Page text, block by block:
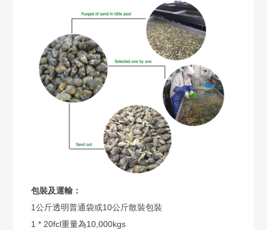
包裝及運輸：
1公斤透明普通袋或10公斤散裝包裝
1 * 20fcl重量為10,000kgs